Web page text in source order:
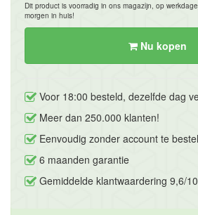
Dit product is voorradig in ons magazijn, op
morgen in huis!
Nu kopen
Voor 18:00 besteld, dezelfde dag
Meer dan 250.000 klanten!
Eenvoudig zonder account te
6 maanden garantie
Gemiddelde klantwaardering 9,6/10